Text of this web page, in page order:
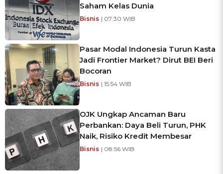
Saham Kelas Dunia
Bisnis | 07:30 WIB
Pasar Modal Indonesia Turun Kasta
Jadi Frontier Market? Dirut BEI Beri
Bocoran
Bisnis | 15:54 WIB
OJK Ungkap Ancaman Baru
Perbankan: Daya Beli Turun, PHK
Naik, Risiko Kredit Membesar
Bisnis | 08:56 WIB